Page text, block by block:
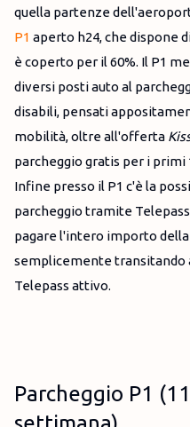
quella partenze
P1 aperto h24, che dispone
è coperto per il 60%. Il P1
diversi posti auto al
disabili, pensati
mobilità, oltre all'offerta
parcheggio gratis per i primi
Infine presso il P1 c'è la
parcheggio tramite
pagare l'intero importo
semplicemente transitando
Telepass attivo.
Parcheggio P1